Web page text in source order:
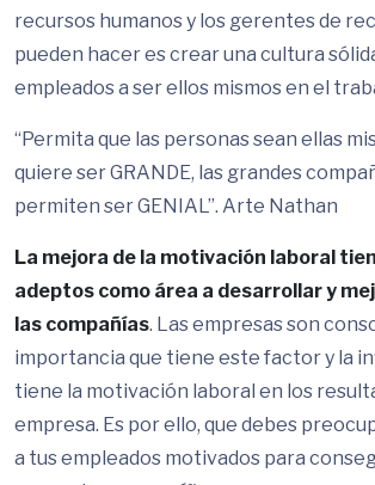
recursos humanos y los gerentes de
pueden hacer es crear una cultura
empleados a ser ellos mismos en el
“Permita que las personas sean ellas
quiere ser GRANDE, las grandes
permiten ser GENIAL”. Arte Nathan
La mejora de la motivación laboral
adeptos como área a desarrollar y
las compañías. Las empresas son
importancia que tiene este factor y la
tiene la motivación laboral en los
empresa. Es por ello, que debes
a tus empleados motivados para